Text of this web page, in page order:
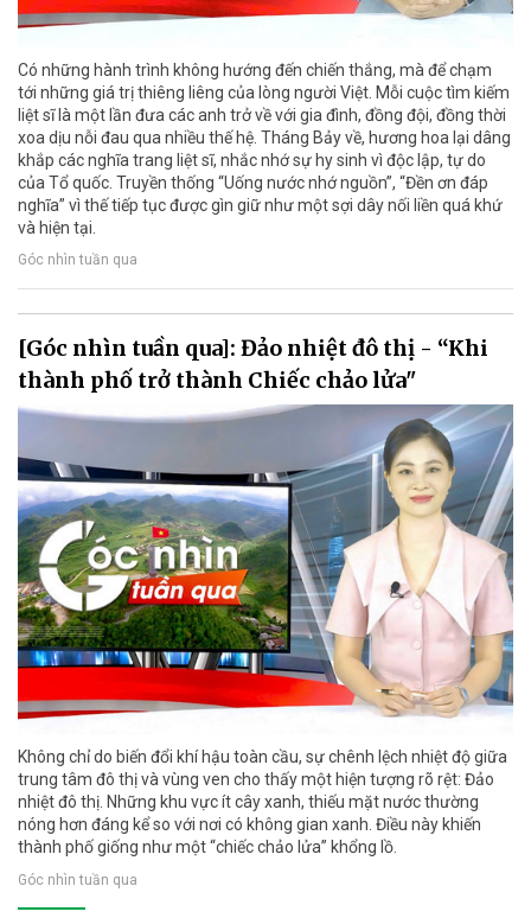
Có những hành trình không hướng đến chiến thắng, mà để chạm
tới những giá trị thiêng liêng của lòng người Việt. Mỗi cuộc tìm kiếm
liệt sĩ là một lần đưa các anh trở về với gia đình, đồng đội, đồng thời
xoa dịu nỗi đau qua nhiều thế hệ. Tháng Bảy về, hương hoa lại dâng
khắp các nghĩa trang liệt sĩ, nhắc nhớ sự hy sinh vì độc lập, tự do
của Tổ quốc. Truyền thống “Uống nước nhớ nguồn”, “Đền ơn đáp
nghĩa” vì thế tiếp tục được gìn giữ như một sợi dây nối liền quá khứ
và hiện tại.
Góc nhìn tuần qua
[Góc nhìn tuần qua]: Đảo nhiệt đô thị - “Khi
thành phố trở thành Chiếc chảo lửa"
Không chỉ do biến đổi khí hậu toàn cầu, sự chênh lệch nhiệt độ giữa
trung tâm đô thị và vùng ven cho thấy một hiện tượng rõ rệt: Đảo
nhiệt đô thị. Những khu vực ít cây xanh, thiếu mặt nước thường
nóng hơn đáng kể so với nơi có không gian xanh. Điều này khiến
thành phố giống như một “chiếc chảo lửa” khổng lồ.
Góc nhìn tuần qua